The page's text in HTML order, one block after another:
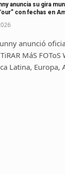
anuncia su gira
con fechas en
anunció
MáS
Latina, Europa,